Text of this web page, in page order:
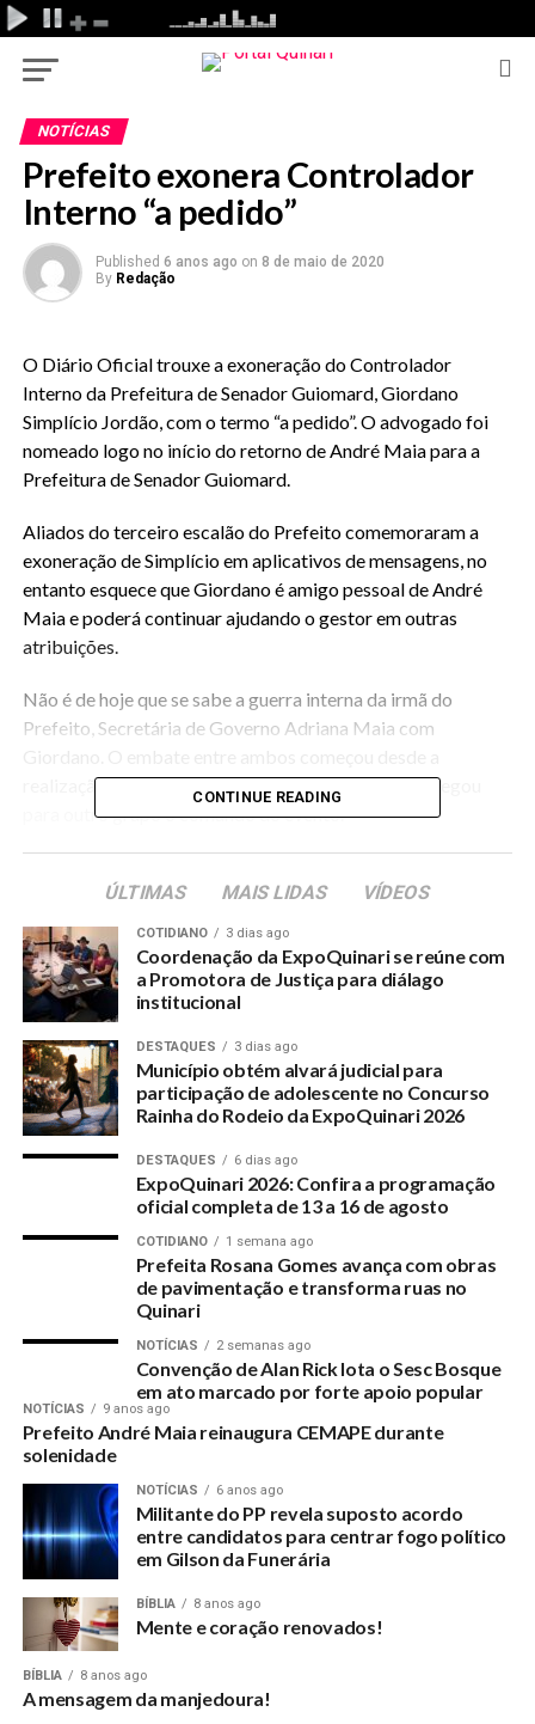
NOTÍCIAS
Prefeito exonera Controlador
Interno “a pedido”
Published 6 anos ago on 8 de maio de 2020
By Redação
O Diário Oficial trouxe a exoneração do Controlador
Interno da Prefeitura de Senador Guiomard, Giordano
Simplício Jordão, com o termo “a pedido”. O advogado foi
nomeado logo no início do retorno de André Maia para a
Prefeitura de Senador Guiomard.
Aliados do terceiro escalão do Prefeito comemoraram a
exoneração de Simplício em aplicativos de mensagens, no
entanto esquece que Giordano é amigo pessoal de André
Maia e poderá continuar ajudando o gestor em outras
atribuições.
Não é de hoje que se sabe a guerra interna da irmã do
Prefeito, Secretária de Governo Adriana Maia com
realização do carnaval municipal, onde o mesmo delegou
para outro grupo o comando do evento.
destaque aqui no Portal Quinari. Não se sabe ainda quem o
Prefeito nomeará.
RELATED TOPICS:
PREFEITO-EXONERA-CONTROLADOR-INTERNO-A-PEDIDO
UP NEXT
Portal Quinari enfrenta instabilidade e trabalha novo
modelo
DON'T MISS
SD vê perseguição ao médico Deison Bandeira
CONTINUE READING
ÚLTIMAS MAIS LIDAS VÍDEOS
COTIDIANO 3 dias ago
Coordenação da ExpoQuinari se reúne com
a Promotora de Justiça para diálago
institucional
DESTAQUES 3 dias ago
Município obtém alvará judicial para
participação de adolescente no Concurso
Rainha do Rodeio da ExpoQuinari 2026
DESTAQUES 6 dias ago
ExpoQuinari 2026: Confira a programação
oficial completa de 13 a 16 de agosto
COTIDIANO 1 semana ago
Prefeita Rosana Gomes avança com obras
de pavimentação e transforma ruas no
Quinari
NOTÍCIAS 2 semanas ago
Convenção de Alan Rick lota o Sesc Bosque
em ato marcado por forte apoio popular
NOTÍCIAS 9 anos ago
Prefeito André Maia reinaugura CEMAPE durante
solenidade
NOTÍCIAS 6 anos ago
Militante do PP revela suposto acordo
entre candidatos para centrar fogo político
em Gilson da Funerária
BÍBLIA 8 anos ago
Mente e coração renovados!
BÍBLIA 8 anos ago
A mensagem da manjedoura!